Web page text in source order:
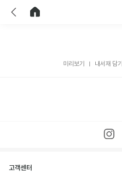
미리보기 내서재 담기
고객센터